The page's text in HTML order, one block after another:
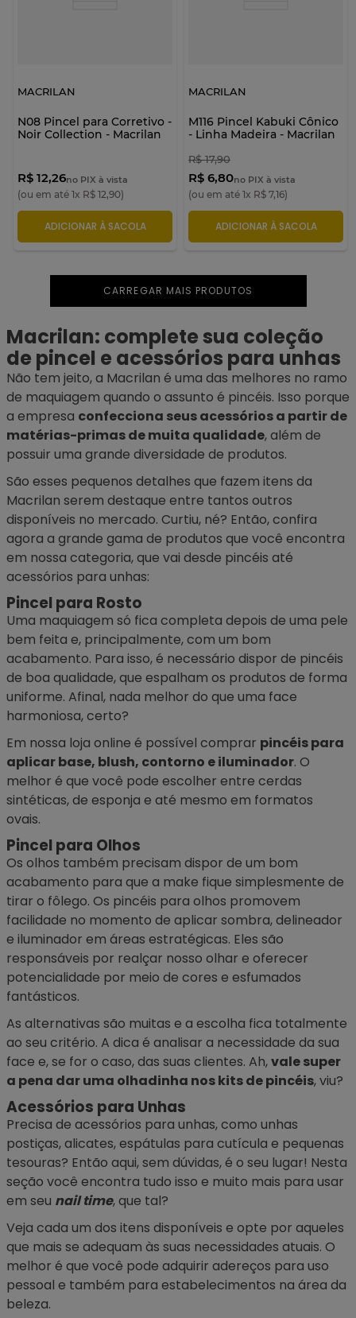
MACRILAN
N08 Pincel para Corretivo -
Noir Collection - Macrilan
R$ 12,26no PIX à vista
(ou em até 1x R$ 12,90)
ADICIONAR À SACOLA
MACRILAN
M116 Pincel Kabuki Cônico
- Linha Madeira - Macrilan
R$ 17,90
R$ 6,80no PIX à vista
(ou em até 1x R$ 7,16)
ADICIONAR À SACOLA
Macrilan: complete sua coleção
de pincel e acessórios para unhas
Não tem jeito, a Macrilan é uma das melhores no ramo
de maquiagem quando o assunto é pincéis. Isso porque
a empresa confecciona seus acessórios a partir de
matérias-primas de muita qualidade, além de
possuir uma grande diversidade de produtos.
São esses pequenos detalhes que fazem itens da
Macrilan serem destaque entre tantos outros
disponíveis no mercado. Curtiu, né? Então, confira
agora a grande gama de produtos que você encontra
em nossa categoria, que vai desde pincéis até
acessórios para unhas:
Pincel para Rosto
Uma maquiagem só fica completa depois de uma pele
bem feita e, principalmente, com um bom
acabamento. Para isso, é necessário dispor de pincéis
de boa qualidade, que espalham os produtos de forma
uniforme. Afinal, nada melhor do que uma face
harmoniosa, certo?
Em nossa loja online é possível comprar pincéis para
aplicar base, blush, contorno e iluminador. O
melhor é que você pode escolher entre cerdas
sintéticas, de esponja e até mesmo em formatos
ovais.
Pincel para Olhos
Os olhos também precisam dispor de um bom
acabamento para que a make fique simplesmente de
tirar o fôlego. Os pincéis para olhos promovem
facilidade no momento de aplicar sombra, delineador
e iluminador em áreas estratégicas. Eles são
responsáveis por realçar nosso olhar e oferecer
potencialidade por meio de cores e esfumados
fantásticos.
As alternativas são muitas e a escolha fica totalmente
ao seu critério. A dica é analisar a necessidade da sua
face e, se for o caso, das suas clientes. Ah,vale super
a pena dar uma olhadinha nos kits de pincéis, viu?
Acessórios para Unhas
Precisa de acessórios para unhas, como unhas
postiças, alicates, espátulas para cutícula e pequenas
tesouras? Então aqui, sem dúvidas, é o seu lugar! Nesta
seção você encontra tudo isso e muito mais para usar
em seu nail time, que tal?
Veja cada um dos itens disponíveis e opte por aqueles
que mais se adequam às suas necessidades atuais. O
melhor é que você pode adquirir adereços para uso
pessoal e também para estabelecimentos na área da
beleza.